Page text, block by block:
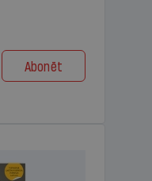
Abonēt